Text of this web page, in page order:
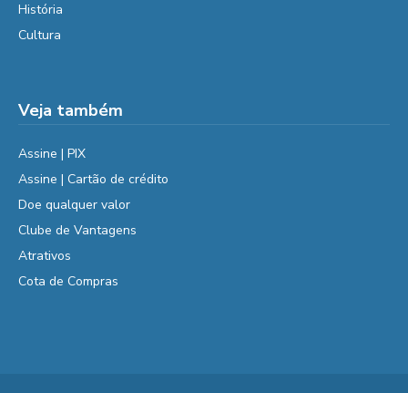
História
Cultura
Veja também
Assine | PIX
Assine | Cartão de crédito
Doe qualquer valor
Clube de Vantagens
Atrativos
Cota de Compras